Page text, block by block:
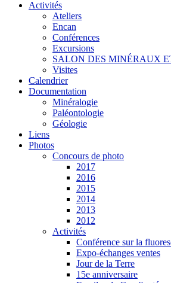
Activités
Ateliers
Encan
Conférences
Excursions
SALON DES MINÉRAUX
Visites
Calendrier
Documentation
Minéralogie
Paléontologie
Géologie
Liens
Photos
Concours de photo
2017
2016
2015
2014
2013
2012
Activités
Conférence sur la
Expo-échanges ventes
Jour de la Terre
15e anniversaire